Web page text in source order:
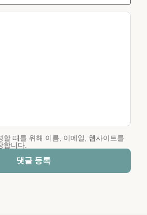
할 때를 위해 이름, 이메일, 웹사이트를
합니다.
댓글 등록